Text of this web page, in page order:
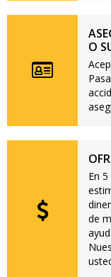
O
En
de